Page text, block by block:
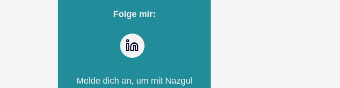
Folge mir:
Melde dich an, um mit Nazgul